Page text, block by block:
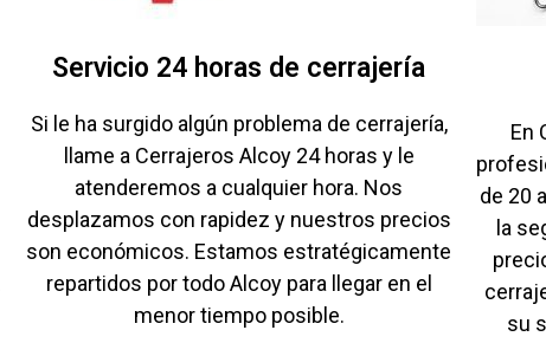
Servicio 24 horas de cerrajería
Si le ha surgido algún problema de cerrajería,
llame a Cerrajeros Alcoy 24 horas y le
atenderemos a cualquier hora. Nos
desplazamos con rapidez y nuestros precios
son económicos. Estamos estratégicamente
repartidos por todo Alcoy para llegar en el
menor tiempo posible.
En
de 20
la
su